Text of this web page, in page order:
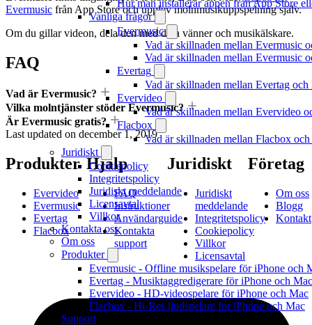
Hur man installerar appen från App Store
Vanliga frågor
Evermusic
Vad är skillnaden mellan Evermusic
Vad är skillnaden mellan Evermusic
Evertag
Vad är skillnaden mellan Evertag
Evervideo
Vad är skillnaden mellan Evervideo
Flacbox
Vad är skillnaden mellan Flacbox
Juridiskt
Cookiepolicy
Integritetspolicy
Juridiskt meddelande
Licensavtal
Villkor
Kontakta oss
Om oss
Produkter
Evermusic - Offline musikspelare för iPhone och
Evertag - Musiktaggredigerare för iPhone och Mac
Evervideo - HD-videospelare för iPhone och Mac
Flacbox - Hi-Res ljudspelare for iPhone och Mac
Support
Evermusic från App Store och upplev molnmusikuppspelning själv.
Om du gillar videon, dela den med dina vänner och musikälskare.
FAQ
Vad är Evermusic?
Vilka molntjänster stöder Evermusic?
Är Evermusic gratis?
Last updated on december 1, 2019
Produkter
Evervideo
Evermusic
Evertag
Flacbox
Hjälp
FAQ
Instruktioner
Användarguide
Kontakta
support
Juridiskt
Juridiskt
meddelande
Integritetspolicy
Cookiepolicy
Villkor
Licensavtal
Företag
Om oss
Blogg
Kontakt